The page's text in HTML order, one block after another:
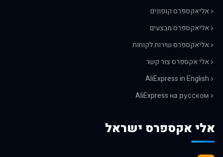
אליאקספרס קופונים
אליאקספרס מבצעים
אליאקספרס שירות לקוחות
אלי אקספרס צור קשר
AliExpress in English
AliExpress на русском
אלי אקספרס ישראל